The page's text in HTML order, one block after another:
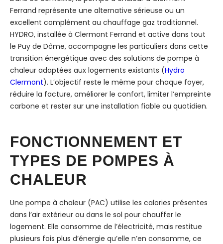
Ferrand représente une alternative sérieuse ou un
excellent complément au chauffage gaz traditionnel.
HYDRO, installée à Clermont Ferrand et active dans tout
le Puy de Dôme, accompagne les particuliers dans cette
transition énergétique avec des solutions de pompe à
chaleur adaptées aux logements existants (Hydro
Clermont). L’objectif reste le même pour chaque foyer,
réduire la facture, améliorer le confort, limiter l’empreinte
carbone et rester sur une installation fiable au quotidien.
FONCTIONNEMENT ET
TYPES DE POMPES À
CHALEUR
Une pompe à chaleur (PAC) utilise les calories présentes
dans l’air extérieur ou dans le sol pour chauffer le
logement. Elle consomme de l’électricité, mais restitue
plusieurs fois plus d’énergie qu’elle n’en consomme, ce